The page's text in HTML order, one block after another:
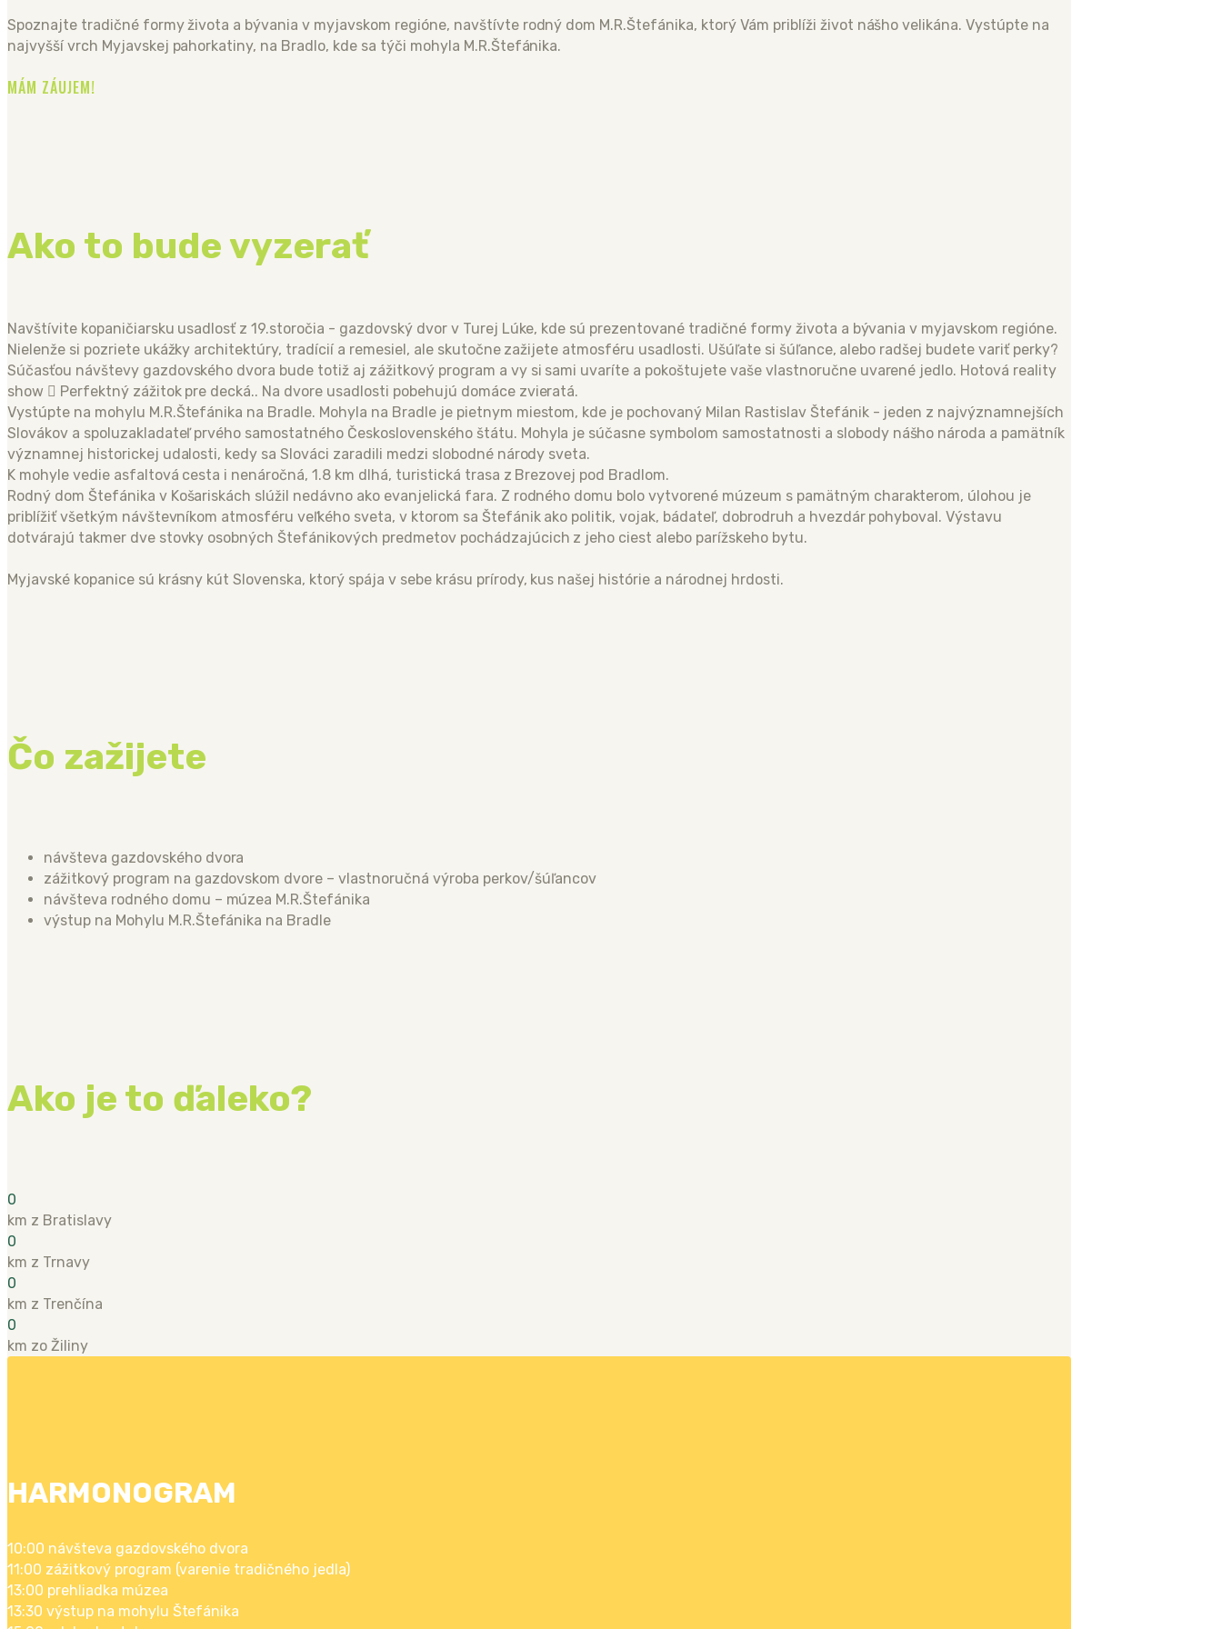
Spoznajte tradičné formy života a bývania v myjavskom regióne, navštívte rodný dom M.R.Štefánika, ktorý Vám priblíži život nášho velikána. Vystúpte na
najvyšší vrch Myjavskej pahorkatiny, na Bradlo, kde sa týči mohyla M.R.Štefánika.
MÁM ZÁUJEM!
Ako to bude vyzerať
Navštívite kopaničiarsku usadlosť z 19.storočia - gazdovský dvor v Turej Lúke, kde sú prezentované tradičné formy života a bývania v myjavskom regióne.
Nielenže si pozriete ukážky architektúry, tradícií a remesiel, ale skutočne zažijete atmosféru usadlosti. Ušúľate si šúľance, alebo radšej budete variť perky?
Súčasťou návštevy gazdovského dvora bude totiž aj zážitkový program a vy si sami uvaríte a pokoštujete vaše vlastnoručne uvarené jedlo. Hotová reality
show  Perfektný zážitok pre decká.. Na dvore usadlosti pobehujú domáce zvieratá.
Vystúpte na mohylu M.R.Štefánika na Bradle. Mohyla na Bradle je pietnym miestom, kde je pochovaný Milan Rastislav Štefánik - jeden z najvýznamnejších
Slovákov a spoluzakladateľ prvého samostatného Československého štátu. Mohyla je súčasne symbolom samostatnosti a slobody nášho národa a pamätník
významnej historickej udalosti, kedy sa Slováci zaradili medzi slobodné národy sveta.
K mohyle vedie asfaltová cesta i nenáročná, 1.8 km dlhá, turistická trasa z Brezovej pod Bradlom.
Rodný dom Štefánika v Košariskách slúžil nedávno ako evanjelická fara. Z rodného domu bolo vytvorené múzeum s pamätným charakterom, úlohou je
priblížiť všetkým návštevníkom atmosféru veľkého sveta, v ktorom sa Štefánik ako politik, vojak, bádateľ, dobrodruh a hvezdár pohyboval. Výstavu
dotvárajú takmer dve stovky osobných Štefánikových predmetov pochádzajúcich z jeho ciest alebo parížskeho bytu.
Myjavské kopanice sú krásny kút Slovenska, ktorý spája v sebe krásu prírody, kus našej histórie a národnej hrdosti.
Čo zažijete
návšteva gazdovského dvora
zážitkový program na gazdovskom dvore – vlastnoručná výroba perkov/šúľancov
návšteva rodného domu – múzea M.R.Štefánika
výstup na Mohylu M.R.Štefánika na Bradle
Ako je to ďaleko?
0
km z Bratislavy
0
km z Trnavy
0
km z Trenčína
0
km zo Žiliny
HARMONOGRAM
10:00 návšteva gazdovského dvora
11:00 zážitkový program (varenie tradičného jedla)
13:00 prehliadka múzea
13:30 výstup na mohylu Štefánika